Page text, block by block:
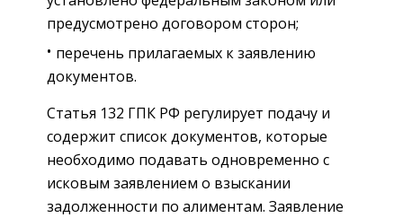
предусмотрено договором сторон;
перечень прилагаемых к заявлению
документов.
Статья 132 ГПК РФ регулирует подачу и
содержит список документов, которые
необходимо подавать одновременно с
исковым заявлением о взыскании
задолженности по алиментам. Заявление